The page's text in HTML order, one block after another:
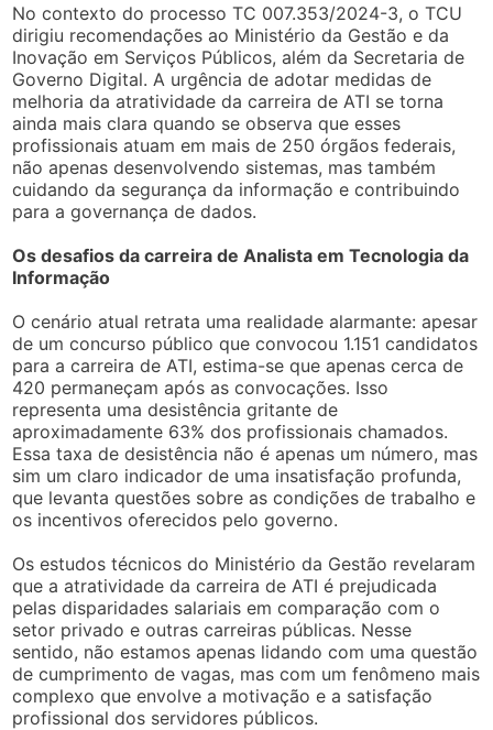
No contexto do processo TC 007.353/2024-3, o TCU
dirigiu recomendações ao Ministério da Gestão e da
Inovação em Serviços Públicos, além da Secretaria de
Governo Digital. A urgência de adotar medidas de
melhoria da atratividade da carreira de ATI se torna
ainda mais clara quando se observa que esses
profissionais atuam em mais de 250 órgãos federais,
não apenas desenvolvendo sistemas, mas também
cuidando da segurança da informação e contribuindo
para a governança de dados.
Os desafios da carreira de Analista em Tecnologia da
Informação
O cenário atual retrata uma realidade alarmante: apesar
de um concurso público que convocou 1.151 candidatos
para a carreira de ATI, estima-se que apenas cerca de
420 permaneçam após as convocações. Isso
representa uma desistência gritante de
aproximadamente 63% dos profissionais chamados.
Essa taxa de desistência não é apenas um número, mas
sim um claro indicador de uma insatisfação profunda,
que levanta questões sobre as condições de trabalho e
os incentivos oferecidos pelo governo.
Os estudos técnicos do Ministério da Gestão revelaram
que a atratividade da carreira de ATI é prejudicada
pelas disparidades salariais em comparação com o
setor privado e outras carreiras públicas. Nesse
sentido, não estamos apenas lidando com uma questão
de cumprimento de vagas, mas com um fenômeno mais
complexo que envolve a motivação e a satisfação
profissional dos servidores públicos.